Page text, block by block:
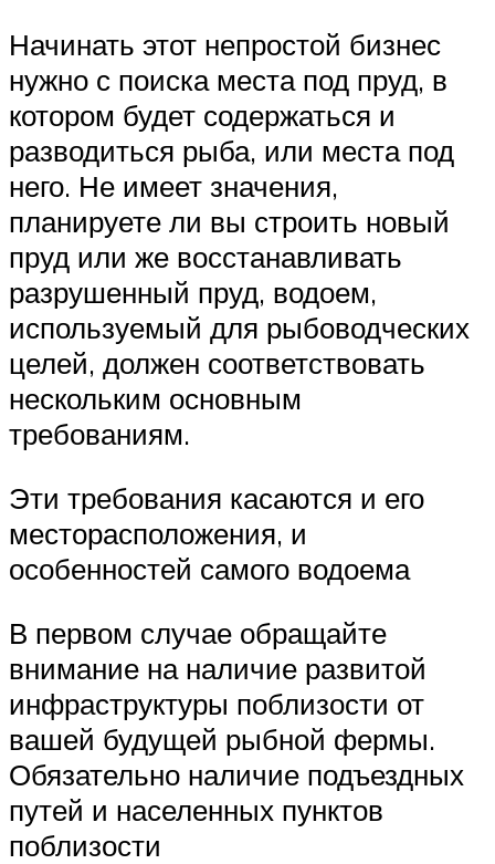
Начинать этот непростой бизнес
нужно с поиска места под пруд, в
котором будет содержаться и
разводиться рыба, или места под
него. Не имеет значения,
планируете ли вы строить новый
пруд или же восстанавливать
разрушенный пруд, водоем,
используемый для рыбоводческих
целей, должен соответствовать
нескольким основным
требованиям.
Эти требования касаются и его
месторасположения, и
особенностей самого водоема
В первом случае обращайте
внимание на наличие развитой
инфраструктуры поблизости от
вашей будущей рыбной фермы.
Обязательно наличие подъездных
путей и населенных пунктов
поблизости